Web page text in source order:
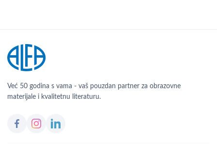
Već 50 godina s vama - vaš pouzdan partner za obrazovne
materijale i kvalitetnu literaturu.